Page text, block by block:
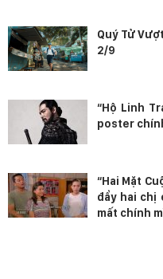
Quý Tử
2/9
“Hộ Linh
poster
“Hai Mặt
đẩy hai chị
mất chính